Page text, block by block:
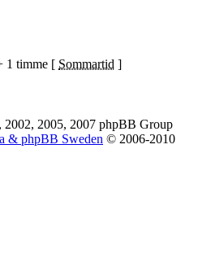
1 timme [ Sommartid ]
2005, 2007 phpBB Group
& phpBB Sweden © 2006-2010